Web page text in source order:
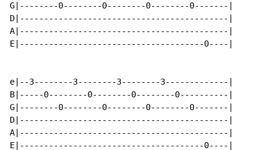
G|--------0--------0--------0--------0-------|
D|-------------------------------------------|
A|-------------------------------------------|
E|--------------------------------------0----|
e|--3--------3--------3--------3-------------|
B|-----0--------0--------0--------0----------|
G|--------0--------0--------0--------0-------|
D|-------------------------------------------|
A|-------------------------------------------|
E|--------------------------------------0----|